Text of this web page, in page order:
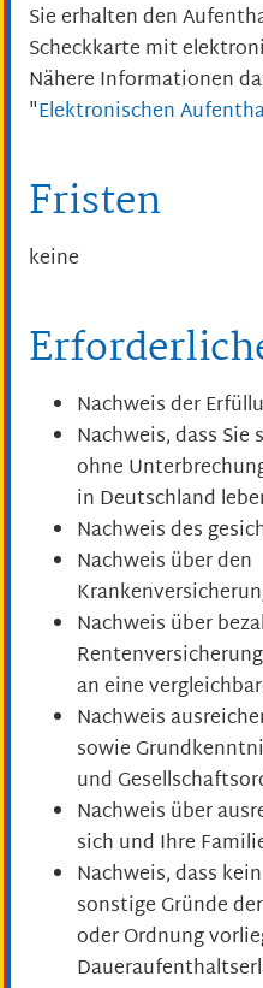
Sie erhalten den
Scheckkarte mit
Nähere Informationen
"Elektronischen
Fristen
keine
Nachweis der
Nachweis, dass
ohne
in Deutschland
Nachweis des
Nachweis über den
Nachweis über
an eine
Nachweis
sowie
und
Nachweis über
sich und Ihre
Nachweis, dass
sonstige Gründe
oder Ordnung